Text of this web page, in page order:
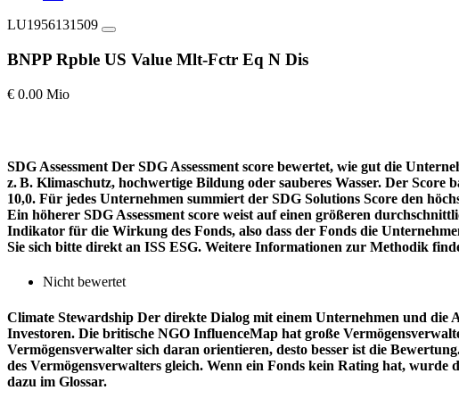
LU1956131509
BNPP Rpble US Value Mlt-Fctr Eq N Dis
€ 0.00 Mio
SDG Assessment Der SDG Assessment score bewertet, wie gut die
z. B. Klimaschutz, hochwertige Bildung oder sauberes Wasser. Der
10,0. Für jedes Unternehmen summiert der SDG Solutions Score den
Ein höherer SDG Assessment score weist auf einen größeren
Indikator für die Wirkung des Fonds, also dass der Fonds die
Sie sich bitte direkt an ISS ESG. Weitere Informationen zur Methodik
Nicht bewertet
Climate Stewardship Der direkte Dialog mit einem Unternehmen und die
Investoren. Die britische NGO InfluenceMap hat große
Vermögensverwalter sich daran orientieren, desto besser ist die
des Vermögensverwalters gleich. Wenn ein Fonds kein Rating hat,
dazu im Glossar.